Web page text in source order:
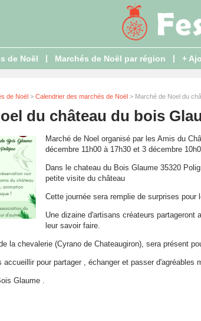
de Noël | Marchés de Noël par région | +
de Noël > Calendrier des marchés de Noël > Marché de Noel du
du château du bois
Marché de Noel organisé par les Amis du
décembre 11h00 à 17h30 et 3 décembre
Dans le chateau du Bois Glaume 35320
petite visite du château
Cette journée sera remplie de surprises pour
Une dizaine d'artisans créateurs partageront
leur savoir faire.
la chevalerie (Cyrano de Chateaugiron), sera présent
accueillir pour partager , échanger et passer d'agréables
Glaume .